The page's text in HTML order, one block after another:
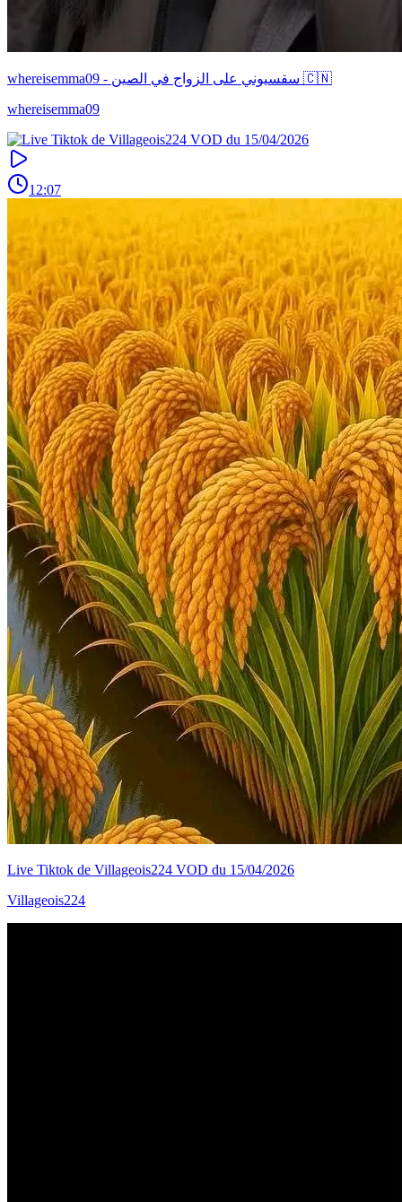
whereisemma09 - سقسيوني على الزواج في الصين 🇨🇳
whereisemma09
12:07
Live Tiktok de Villageois224 VOD du 15/04/2026
Villageois224